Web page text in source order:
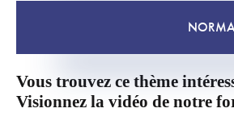
Vous trouvez ce thème
Visionnez la vidéo de notre